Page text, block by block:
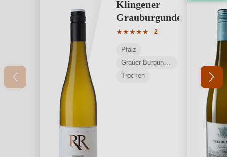
Klingener
Grauburgunder
★★★★★
Durchschnittliche Bewertung
2
Pfalz
Grauer Burgunder
Trocken